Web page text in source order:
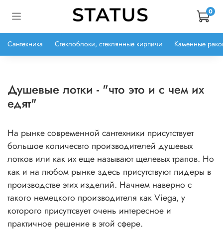
0
Сантехника Стеклоблоки, стеклянные кирпичи Каменные
Душевые лотки - "что это и с чем их
едят"
На рынке современной сантехники присутствует
большое количесвто производителей душевых
лотков или как их еще называют щелевых трапов. Но
как и на любом рынке здесь присутствуют лидеры в
производстве этих изделий. Начнем наверно с
такого немецкого производителя как Viega, у
которого присуттсвует очень интересное и
практичное решение в этой сфере.